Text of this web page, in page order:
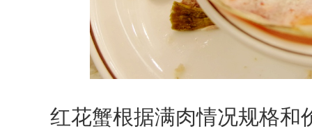
红花蟹根据满肉情况规格和